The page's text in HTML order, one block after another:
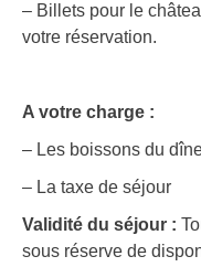
– Billets pour le
votre réservation.
A votre charge :
– Les boissons du
– La taxe de séjour
Validité du séjour :
sous réserve de